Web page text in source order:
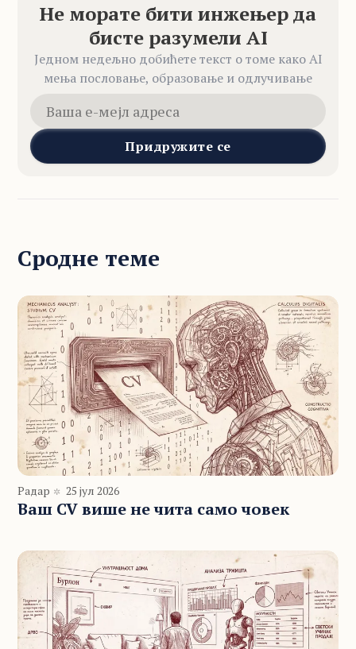
Не морате бити инжењер да
бисте разумели AI
Једном недељно добићете текст о томе како AI
мења пословање, образовање и одлучивање
Придружите се
Сродне теме
Радар 25 јул 2026
Ваш CV више не чита само човек